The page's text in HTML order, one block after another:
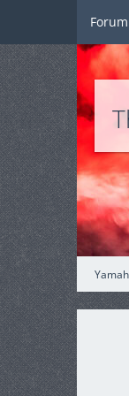
Forum